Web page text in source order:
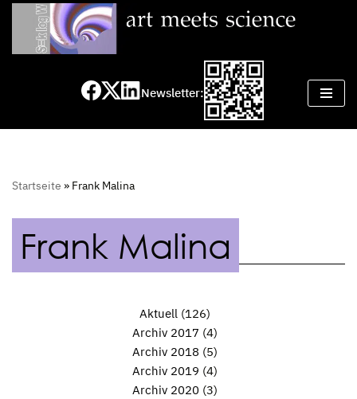
Zum
Newsletter:
Startseite » Frank Malina
Frank Malina
Aktuell(126)
Archiv 2017 (4)
Archiv 2018 (5)
Archiv 2019 (4)
Archiv 2020 (3)